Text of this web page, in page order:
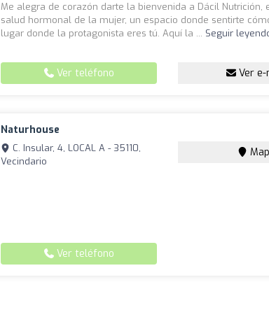
Me alegra de corazón darte la bienvenida a Dácil Nutrición,
salud hormonal de la mujer, un espacio donde sentirte
lugar donde la protagonista eres tú. Aquí la ... Seguir
Ver teléfono Ver
Naturhouse
C. Insular, 4, LOCAL A - 35110,
Vecindario
Ver teléfono